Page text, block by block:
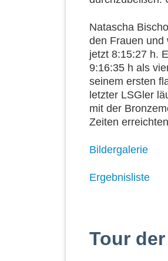
Natascha
den Frauen und
jetzt 8:15:27 h.
9:16:35 h als
seinem ersten
letzter LSGler
mit der
Zeiten
Bildergalerie
Ergebnisliste
Tour